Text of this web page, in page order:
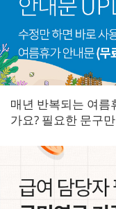
매년 반복되는 여름
가요? 필요한 문구